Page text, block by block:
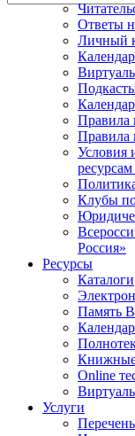
Ответы
Личный
Правила
Правила
Условия
Клубы
Россия»
Ресурсы
Каталоги
Память
Online
Услуги